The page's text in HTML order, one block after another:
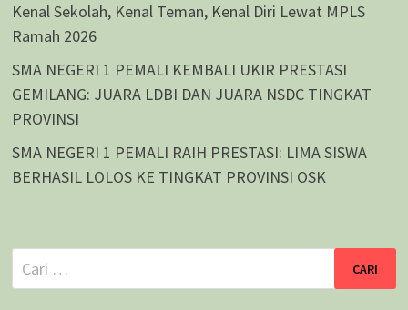
Kenal Sekolah, Kenal Teman, Kenal Diri Lewat MPLS
Ramah 2026
SMA NEGERI 1 PEMALI KEMBALI UKIR PRESTASI
GEMILANG: JUARA LDBI DAN JUARA NSDC TINGKAT
PROVINSI
SMA NEGERI 1 PEMALI RAIH PRESTASI: LIMA SISWA
BERHASIL LOLOS KE TINGKAT PROVINSI OSK
Cari
untuk: